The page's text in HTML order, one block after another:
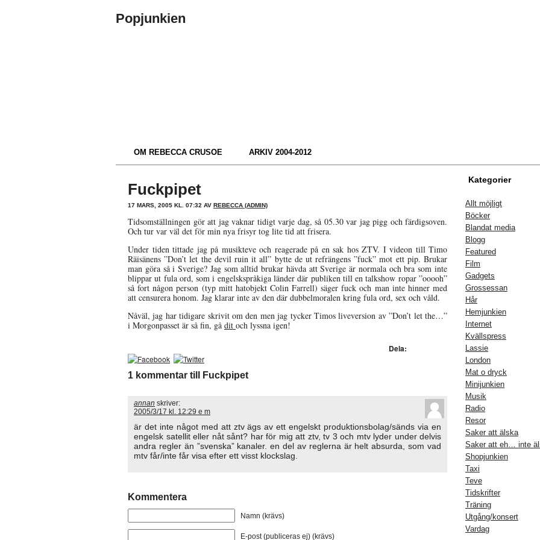
Popjunkien
OM REBECCA CRUSOE ARKIV 2004-2012
Fuckpipet
17 MARS, 2005 KL. 07:32 AV REBECCA (ADMIN)
Tidsomställningen gör att jag vaknar tidigt varje dag, så 05.30 var jag pigg och färdigsoven.
Och tur var väl det för min nya frisyr tog lite tid att frisera.
Under tiden tittade jag på musikteve och reagerade på en sak hos ZTV. I videon till Timo
Räisänens ”Don’t let the devil ruin it all” bytte de ut refrängens ”fuck” mot ett pip. Brukar
man göra så i Sverige? Jag som alltid brukar hävda att Sverige är normala och bra som inte
blippar ut fula ord, som i engelskspråkiga länder där publiken till en talkshow ropar ”ooooh”
så fort någon person (typ mitt hatobjekt Colin Farrell) säger fuck och man inte hinner med
att censurera honom. Jag klarar inte av den där dubbelmoralen kring fula ord, sex och våld.
Nåväl, jag har tidigare skrivit om den men jag tycker Timos liveversion av ”Don’t let the…”
i Morgonpasset är så fin, gå dit och lyssna igen!
Dela:
1 kommentar till Fuckpipet
annan skriver:
2005/3/17 kl. 12:29 e m
är det inte något med att ztv ägs av ett engelskt produktionsbolag/sänds via en
engelsk satellit eller nåt sånt? har för mig att ztv, tv 3 och mtv lyder under delvis
andra regler än ”svenska” kanaler. en del av reglerna är helt absurda, som vad
mtv får/inte får visa efter ett visst klockslag.
Kommentera
Namn (krävs)
E-post (publiceras ej) (krävs)
Kategorier
Allt möjligt
Böcker
Blandat media
Blogg
Featured
Film
Gadgets
Grossessan
Hår
Hemjunkien
Internet
Kvällspress
Lassie
London
Mat o dryck
Minijunkien
Musik
Radio
Resor
Saker att älska
Saker att eh… inte
Shopjunkien
Taxi
Teve
Tidskrifter
Träning
Utgång/konsert
Vardag